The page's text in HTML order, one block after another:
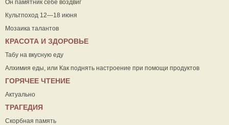
Он памятник себе воздвиг
Культпоход 12—18 июня
Мозаика талантов
КРАСОТА И ЗДОРОВЬЕ
Табу на вкусную еду
Алхимия еды, или Как поднять настроение при помощи продуктов
ГОРЯЧЕЕ ЧТЕНИЕ
Актуально
ТРАГЕДИЯ
Скорбная память